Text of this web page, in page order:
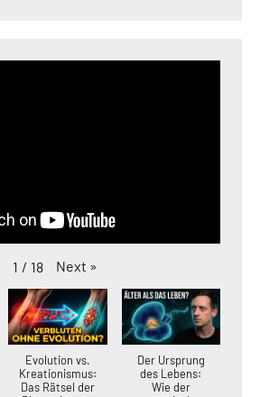
1 / 18 Next »
Evolution vs.
Kreationismus:
Das Rätsel der
Der Ursprung
des Lebens:
Wie der